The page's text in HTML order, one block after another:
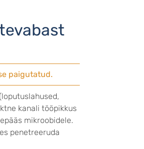
paigutatud.
kanali tööpikkus
mikroobidele.
penetreeruda